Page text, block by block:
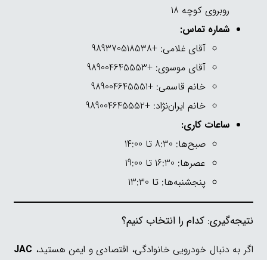
روبروی کوچه 18
شماره تماس:
آقای غلامی: +989370518538
آقای موسوی: +989004645553
خانم قاسمی: +989004645551
خانم ایران‌نژاد: +989004645552
ساعات کاری:
صبح‌ها: 8:30 تا 14:00
عصرها: 16:30 تا 19:00
پنجشنبه‌ها: تا 13:30
نتیجه‌گیری: کدام را انتخاب کنیم؟
اگر به دنبال خودرویی خانوادگی، اقتصادی و ایمن هستید، JAC